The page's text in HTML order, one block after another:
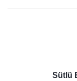
Sütlü